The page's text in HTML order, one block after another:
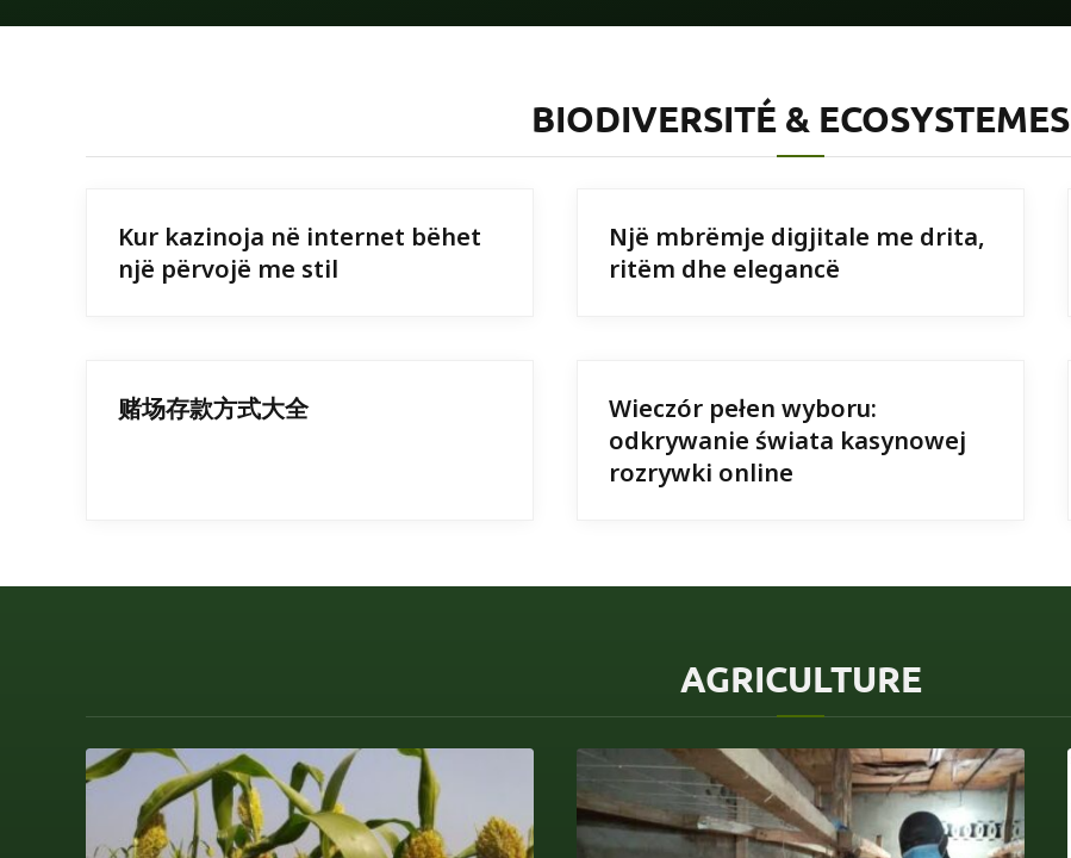
BIODIVERSITÉ & ECOSYSTEMES
Kur kazinoja në internet bëhet
një përvojë me stil
Një mbrëmje digjitale me drita,
ritëm dhe elegancë
赌场存款方式大全
Wieczór pełen wyboru:
odkrywanie świata kasynowej
rozrywki online
AGRICULTURE